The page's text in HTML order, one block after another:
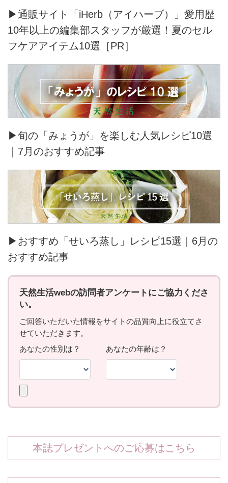
▶通販サイト「iHerb（アイハーブ）」愛用歴
10年以上の編集部スタッフが厳選！夏のセル
フケアアイテム10選［PR］
▶旬の「みょうが」を楽しむ人気レシピ10選
｜7月のおすすめ記事
▶おすすめ「せいろ蒸し」レシピ15選｜6月の
おすすめ記事
本誌プレゼントへのご応募はこちら